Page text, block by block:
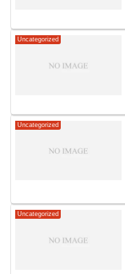
Uncategorized
Uncategorized
Uncategorized